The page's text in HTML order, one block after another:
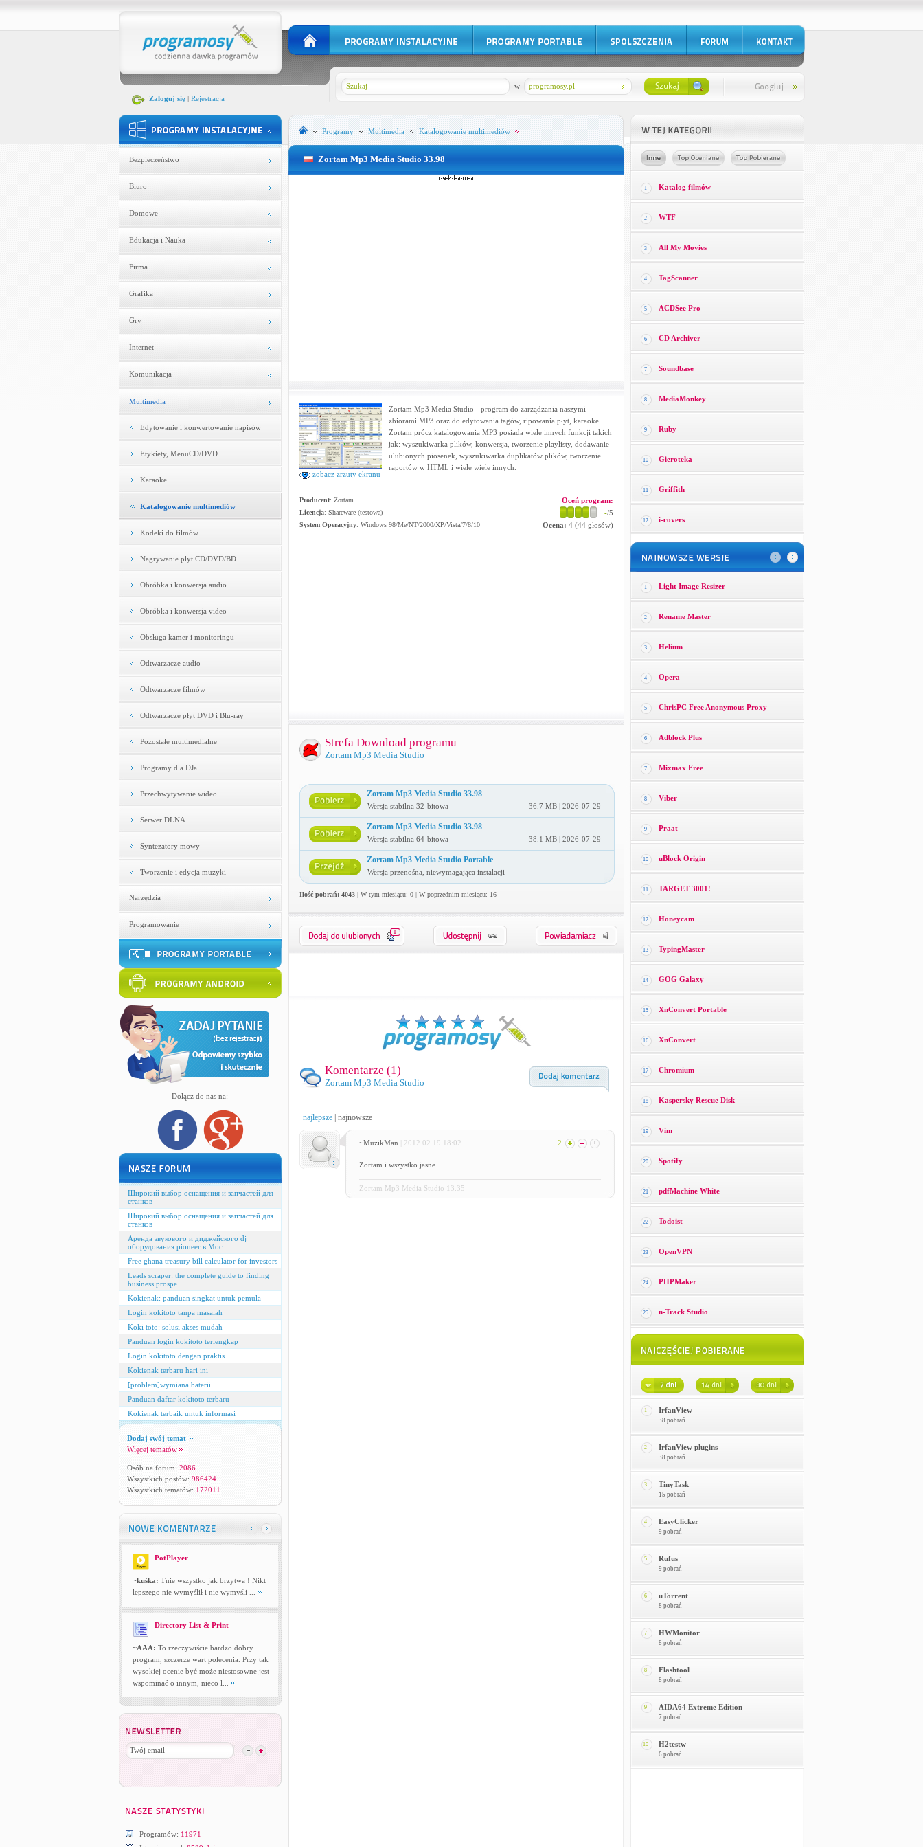
Zaloguj się| Rejestracja
programosy.pl
w
Bezpieczeństwo
Biuro
Domowe
Edukacja i Nauka
Firma
Grafika
Gry
Internet
Komunikacja
Multimedia
Edytowanie i konwertowanie napisów
Etykiety, MenuCD/DVD
Karaoke
Katalogowanie multimediów
Kodeki do filmów
Nagrywanie płyt CD/DVD/BD
Obróbka i konwersja audio
Obróbka i konwersja video
Obsługa kamer i monitoringu
Odtwarzacze audio
Odtwarzacze filmów
Odtwarzacze płyt DVD i Blu-ray
Pozostałe multimedialne
Programy dla DJa
Przechwytywanie wideo
Serwer DLNA
Syntezatory mowy
Tworzenie i edycja muzyki
Narzędzia
Programowanie
Dołącz do nas na:
Широкий выбор оснащения и запчастей для
станков
Широкий выбор оснащения и запчастей для
станков
Аренда звукового и диджейского dj
оборудования pioneer в Мос
Free ghana treasury bill calculator for investors
Leads scraper: the complete guide to finding
business prospe
Kokienak: panduan singkat untuk pemula
Login kokitoto tanpa masalah
Koki toto: solusi akses mudah
Panduan login kokitoto terlengkap
Login kokitoto dengan praktis
Kokienak terbaru hari ini
[problem]wymiana baterii
Panduan daftar kokitoto terbaru
Kokienak terbaik untuk informasi
Dodaj swój temat
Więcej tematów
Osób na forum: 2086
Wszystkich postów: 986424
Wszystkich tematów: 172011
PotPlayer
~kuśka: Tnie wszystko jak brzytwa ! Nikt
lepszego nie wymyślił i nie wymyśli ...
Directory List & Print
~AAA: To rzeczywiście bardzo dobry
program, szczerze wart polecenia. Przy tak
wysokiej ocenie być może niestosowne jest
wspominać o innym, nieco l...
Programów: 11971
Programy Multimedia Katalogowanie multimediów
Zortam Mp3 Media Studio 33.98
zobacz zrzuty ekranu
Zortam Mp3 Media Studio - program do zarządzania naszymi
zbiorami MP3 oraz do edytowania tagów, ripowania płyt, karaoke.
Zortam prócz katalogowania MP3 posiada wiele innych funkcji takich
jak: wyszukiwarka plików, konwersja, tworzenie playlisty, dodawanie
ulubionych piosenek, wyszukiwarka duplikatów plików, tworzenie
raportów w HTML i wiele wiele innych.
Producent: Zortam
Licencja: Shareware (testowa)
System Operacyjny: Windows 98/Me/NT/2000/XP/Vista/7/8/10
Oceń program:
-/5
Ocena: 4(44głosów)
Strefa Download programu
Zortam Mp3 Media Studio
Zortam Mp3 Media Studio 33.98
Wersja stabilna 32-bitowa 36.7 MB | 2026-07-29
Zortam Mp3 Media Studio 33.98
Wersja stabilna 64-bitowa 38.1 MB | 2026-07-29
Zortam Mp3 Media Studio Portable
Wersja przenośna, niewymagająca instalacji
Ilość pobrań: 4043| W tym miesiącu: 0 | W poprzednim miesiącu: 16
0
Komentarze (1)
Zortam Mp3 Media Studio
najlepsze| najnowsze
~MuzikMan | 2012.02.19 18:02 2
Zortam i wszystko jasne
Zortam Mp3 Media Studio 13.35
1 Katalog filmów
2 WTF
3 All My Movies
4 TagScanner
5 ACDSee Pro
6 CD Archiver
7 Soundbase
8 MediaMonkey
9 Ruby
10 Gieroteka
11 Griffith
12 i-covers
1 Light Image Resizer
2 Rename Master
3 Helium
4 Opera
5 ChrisPC Free Anonymous Proxy
6 Adblock Plus
7 Mixmax Free
8 Viber
9 Praat
10 uBlock Origin
11 TARGET 3001!
12 Honeycam
13 TypingMaster
14 GOG Galaxy
15 XnConvert Portable
16 XnConvert
17 Chromium
18 Kaspersky Rescue Disk
19 Vim
20 Spotify
21 pdfMachine White
22 Todoist
23 OpenVPN
24 PHPMaker
25 n-Track Studio
1 IrfanView
38 pobrań
2 IrfanView plugins
38 pobrań
3 TinyTask
15 pobrań
4 EasyClicker
9 pobrań
5 Rufus
9 pobrań
6 uTorrent
8 pobrań
7 HWMonitor
8 pobrań
8 Flashtool
8 pobrań
9 AIDA64 Extreme Edition
7 pobrań
10 H2testw
6 pobrań